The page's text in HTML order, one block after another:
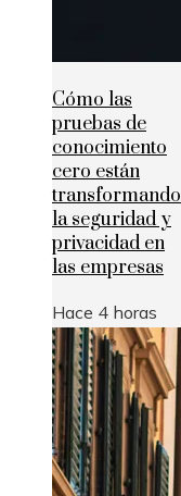
Cómo las
pruebas de
conocimiento
cero están
transformando
la seguridad y
privacidad en
las empresas
Hace 4 horas